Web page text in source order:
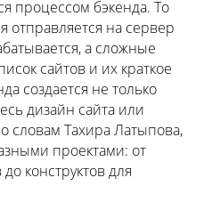
процессом бэкенда. То
отправляется на сервер
а сложные
сайтов и их краткое
создается не только
дизайн сайта или
словам Тахира Латыпова,
проектами: от
конструктов для